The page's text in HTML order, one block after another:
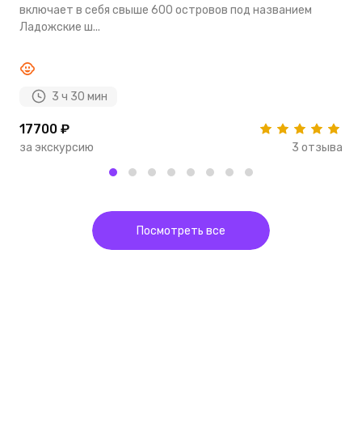
включает в себя свыше 600 островов под названием
Ладожские ш...
3 ч 30 мин
17700 ₽
за экскурсию 3 отзыва
Посмотреть все